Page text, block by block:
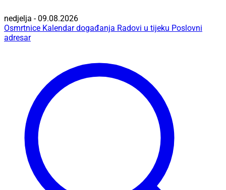
nedjelja - 09.08.2026
Osmrtnice Kalendar događanja Radovi u tijeku Poslovni
adresar